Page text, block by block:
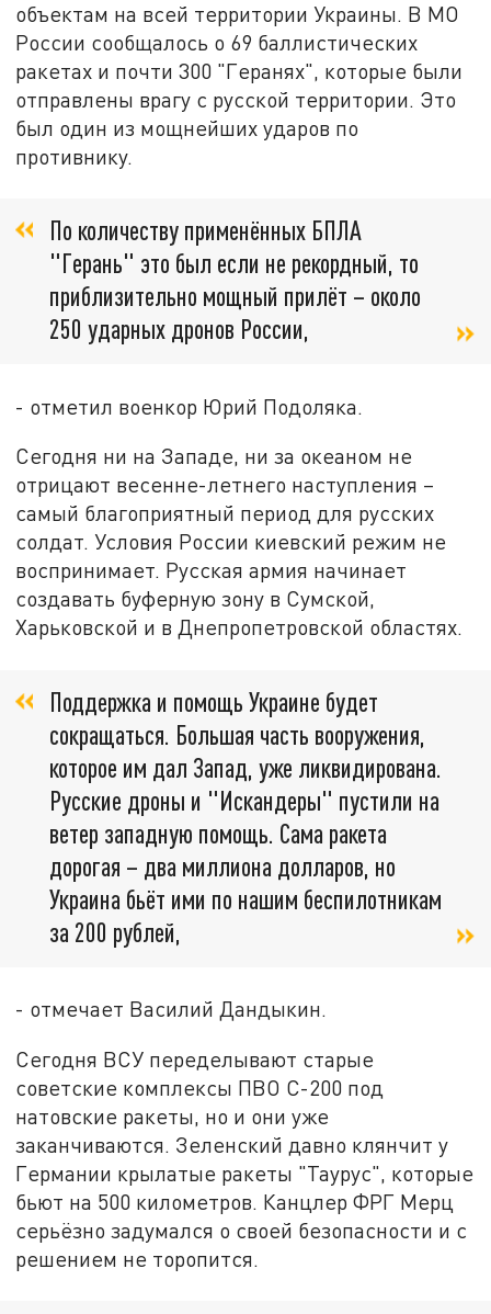
объектам на всей территории Украины. В МО
России сообщалось о 69 баллистических
ракетах и почти 300 "Геранях", которые были
отправлены врагу с русской территории. Это
был один из мощнейших ударов по
противнику.
По количеству применённых БПЛА
"Герань" это был если не рекордный, то
приблизительно мощный прилёт – около
250 ударных дронов России,
- отметил военкор Юрий Подоляка.
Сегодня ни на Западе, ни за океаном не
отрицают весенне-летнего наступления –
самый благоприятный период для русских
солдат. Условия России киевский режим не
воспринимает. Русская армия начинает
создавать буферную зону в Сумской,
Харьковской и в Днепропетровской областях.
Поддержка и помощь Украине будет
сокращаться. Большая часть вооружения,
которое им дал Запад, уже ликвидирована.
Русские дроны и "Искандеры" пустили на
ветер западную помощь. Сама ракета
дорогая – два миллиона долларов, но
Украина бьёт ими по нашим беспилотникам
за 200 рублей,
- отмечает Василий Дандыкин.
Сегодня ВСУ переделывают старые
советские комплексы ПВО С-200 под
натовские ракеты, но и они уже
заканчиваются. Зеленский давно клянчит у
Германии крылатые ракеты "Таурус", которые
бьют на 500 километров. Канцлер ФРГ Мерц
серьёзно задумался о своей безопасности и с
решением не торопится.